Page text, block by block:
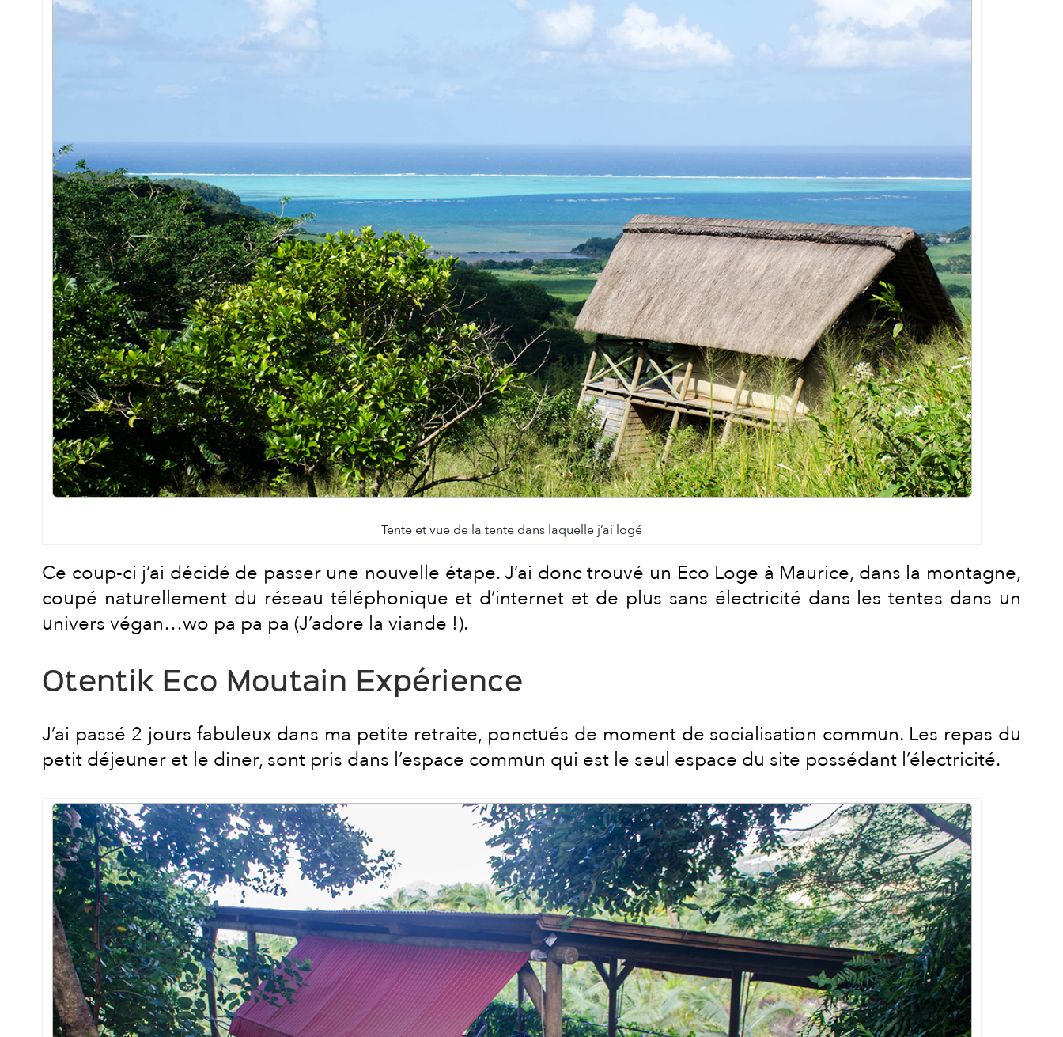
Tente et vue de la tente dans laquelle j’ai logé
Ce coup-ci j’ai décidé de passer une nouvelle étape. J’ai donc trouvé un Eco Loge à Maurice, dans la montagne,
coupé naturellement du réseau téléphonique et d’internet et de plus sans électricité dans les tentes dans un
univers végan…wo pa pa pa (J’adore la viande !).
Otentik Eco Moutain Expérience
J’ai passé 2 jours fabuleux dans ma petite retraite, ponctués de moment de socialisation commun. Les repas du
petit déjeuner et le diner, sont pris dans l’espace commun qui est le seul espace du site possédant l’électricité.